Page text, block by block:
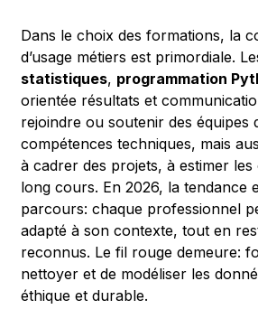
Dans le choix des formations, la
d’usage métiers est primordiale.
statistiques, programmation
orientée résultats et
rejoindre ou soutenir des équipes
compétences techniques, mais
à cadrer des projets, à estimer
long cours. En 2026, la tendance
parcours: chaque professionnel
adapté à son contexte, tout en
reconnus. Le fil rouge demeure:
nettoyer et de modéliser les
éthique et durable.